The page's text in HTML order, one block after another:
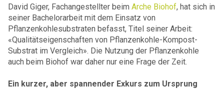
David Giger, Fachangestellter beim Arche Biohof, hat sich in
seiner Bachelorarbeit mit dem Einsatz von
Pflanzenkohlesubstraten befasst, Titel seiner Arbeit:
«Qualitätseigenschaften von Pflanzenkohle-Kompost-
Substrat im Vergleich». Die Nutzung der Pflanzenkohle
auch beim Biohof war daher nur eine Frage der Zeit.
Ein kurzer, aber spannender Exkurs zum Ursprung